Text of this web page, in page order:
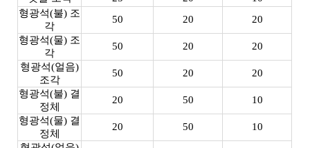
형광석(불) 조
각
50 20
20
형광석(물) 조
각
50 20
20
형광석(얼음)
조각
50 20
20
형광석(불) 결
정체
20 50
10
형광석(물) 결
정체
20 50
10